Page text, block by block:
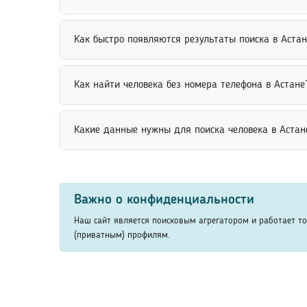
Найти бывшего коллегу по работе можно через
Как быстро появляются результаты поиска в
Результаты поиска людей появляются
Как найти человека без номера телефона в
Найти человека без номера телефона можно по
Какие данные нужны для поиска человека в
вероятность получить точные результаты.
Важно о конфиденциальности
Наш сайт является поисковым агрегатором и работает
(приватным) профилям.